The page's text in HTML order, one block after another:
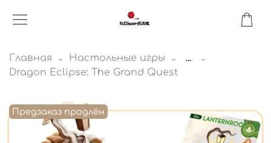
Главная Настольные игры
...
Dragon Eclipse: The Grand Quest
Предзаказ продлён